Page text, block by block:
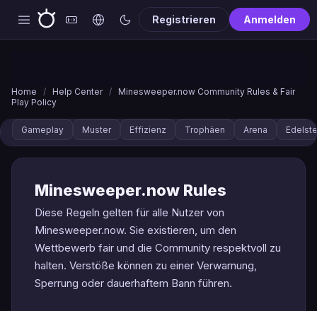
Registrieren Anmelden
Home / Help Center / Minesweeper.now Community Rules & Fair
Play Policy
Gameplay Muster Effizienz Trophäen Arena
Minesweeper.now Rules
Diese Regeln gelten für alle Nutzer von
Minesweeper.now. Sie existieren, um den
Wettbewerb fair und die Community respektvoll zu
halten. Verstöße können zu einer Verwarnung,
Sperrung oder dauerhaftem Bann führen.